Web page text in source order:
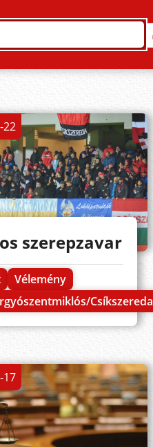
22
szerepzavar
Vélemény
Csíkszereda
17